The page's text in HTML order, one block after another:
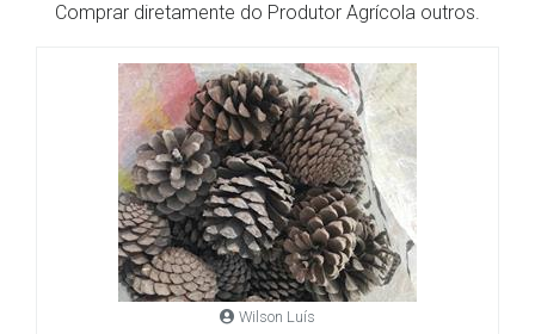
Comprar diretamente do Produtor Agrícola outros.
Wilson Luís